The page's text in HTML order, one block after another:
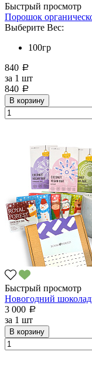
Быстрый просмотр
Порошок
Выберите Вес:
100гр
840 a
за 1 шт
840 a
В корзину
Быстрый просмотр
Новогодний
3 000 a
за 1 шт
В корзину